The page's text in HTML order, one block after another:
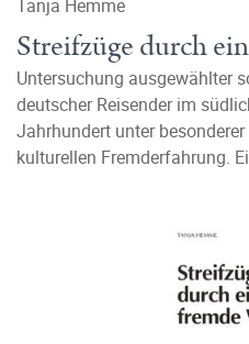
Tanja Hemme
Streifzüge durch
Untersuchung ausgewählter
deutscher Reisender im
Jahrhundert unter
kulturellen Fremderfahrung.